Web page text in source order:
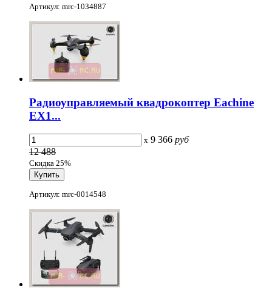
Артикул: mrc-1034887
Радиоуправляемый квадрокоптер Eachine
EX1...
x 9 366 руб
12 488
Скидка 25%
Артикул: mrc-0014548